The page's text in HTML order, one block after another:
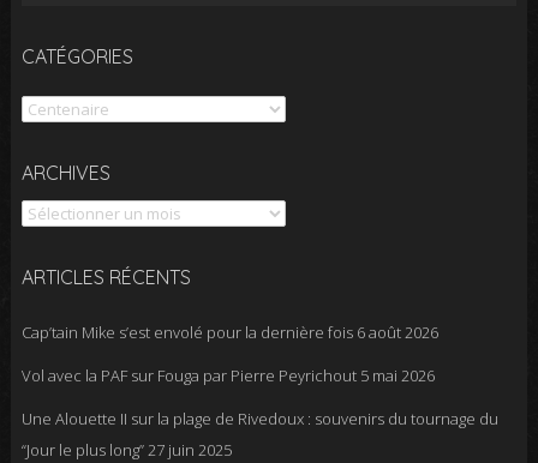
CATÉGORIES
Catégories
ARCHIVES
Archives
ARTICLES RÉCENTS
Cap’tain Mike s’est envolé pour la dernière fois 6 août 2026
Vol avec la PAF sur Fouga par Pierre Peyrichout 5 mai 2026
Une Alouette II sur la plage de Rivedoux : souvenirs du tournage du
“Jour le plus long”27 juin 2025